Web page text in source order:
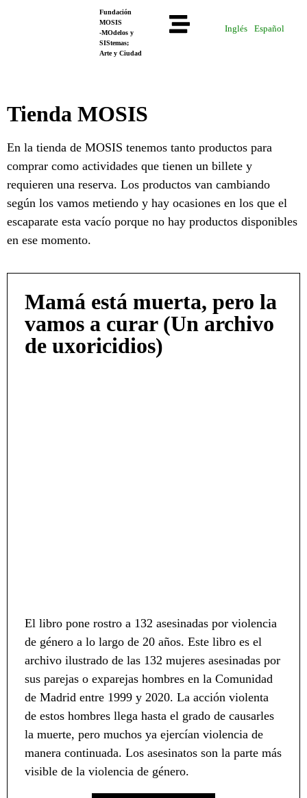
Fundación
MOSIS
-MOdelos y
SIStemas;
Arte y Ciudad
Inglés Español
Tienda MOSIS
En la tienda de MOSIS tenemos tanto productos para
comprar como actividades que tienen un billete y
requieren una reserva. Los productos van cambiando
según los vamos metiendo y hay ocasiones en los que el
escaparate esta vacío porque no hay productos disponibles
en ese momento.
Mamá está muerta, pero la
vamos a curar (Un archivo
de uxoricidios)
El libro pone rostro a 132 asesinadas por violencia
de género a lo largo de 20 años. Este libro es el
archivo ilustrado de las 132 mujeres asesinadas por
sus parejas o exparejas hombres en la Comunidad
de Madrid entre 1999 y 2020. La acción violenta
de estos hombres llega hasta el grado de causarles
la muerte, pero muchos ya ejercían violencia de
manera continuada. Los asesinatos son la parte más
visible de la violencia de género.